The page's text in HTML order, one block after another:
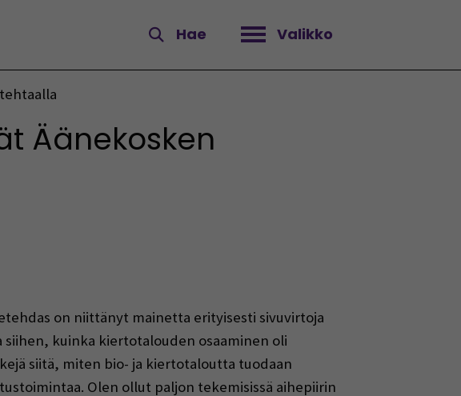
Hae Valikko
Avaa valikko
Äänekosken
on niittänyt mainetta erityisesti sivuvirtoja
kuinka kiertotalouden osaaminen oli
siitä, miten bio- ja kiertotaloutta tuodaan
Olen ollut paljon tekemisissä aihepiirin